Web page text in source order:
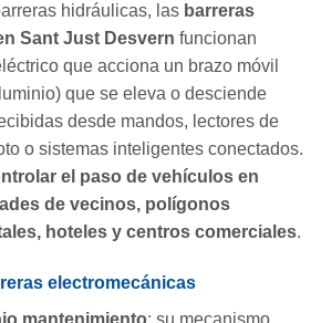
hidráulicas, las barreras
Sant Just Desvern funcionan
que acciona un brazo móvil
que se eleva o desciende
desde mandos, lectores de
o sistemas inteligentes conectados.
el paso de vehículos en
de vecinos, polígonos
hoteles y centros comerciales.
electromecánicas